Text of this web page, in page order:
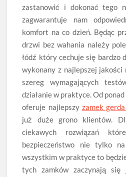
zastanowić i dokonać tego
zagwarantuje nam
komfort na co dzień. Będąc
drzwi bez wahania należy
łódź który cechuje się bardzo
wykonany z najlepszej jakości
szereg wymagających
działanie w praktyce. Od
oferuje najlepszyzamek gerda
już duże grono klientów.
ciekawych rozwiązań
bezpieczeństwo nie tylko
wszystkim w praktyce to
tych zamków zaczynają się